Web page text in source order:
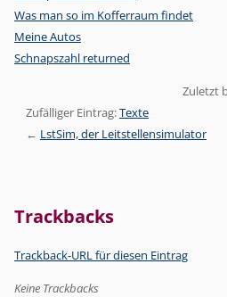
Was man so im Kofferraum findet
Meine Autos
Schnapszahl returned
Zuletzt
Zufälliger Eintrag:Texte
LstSim, der Leitstellensimulator
Trackbacks
Trackback-URL für diesen Eintrag
Keine Trackbacks